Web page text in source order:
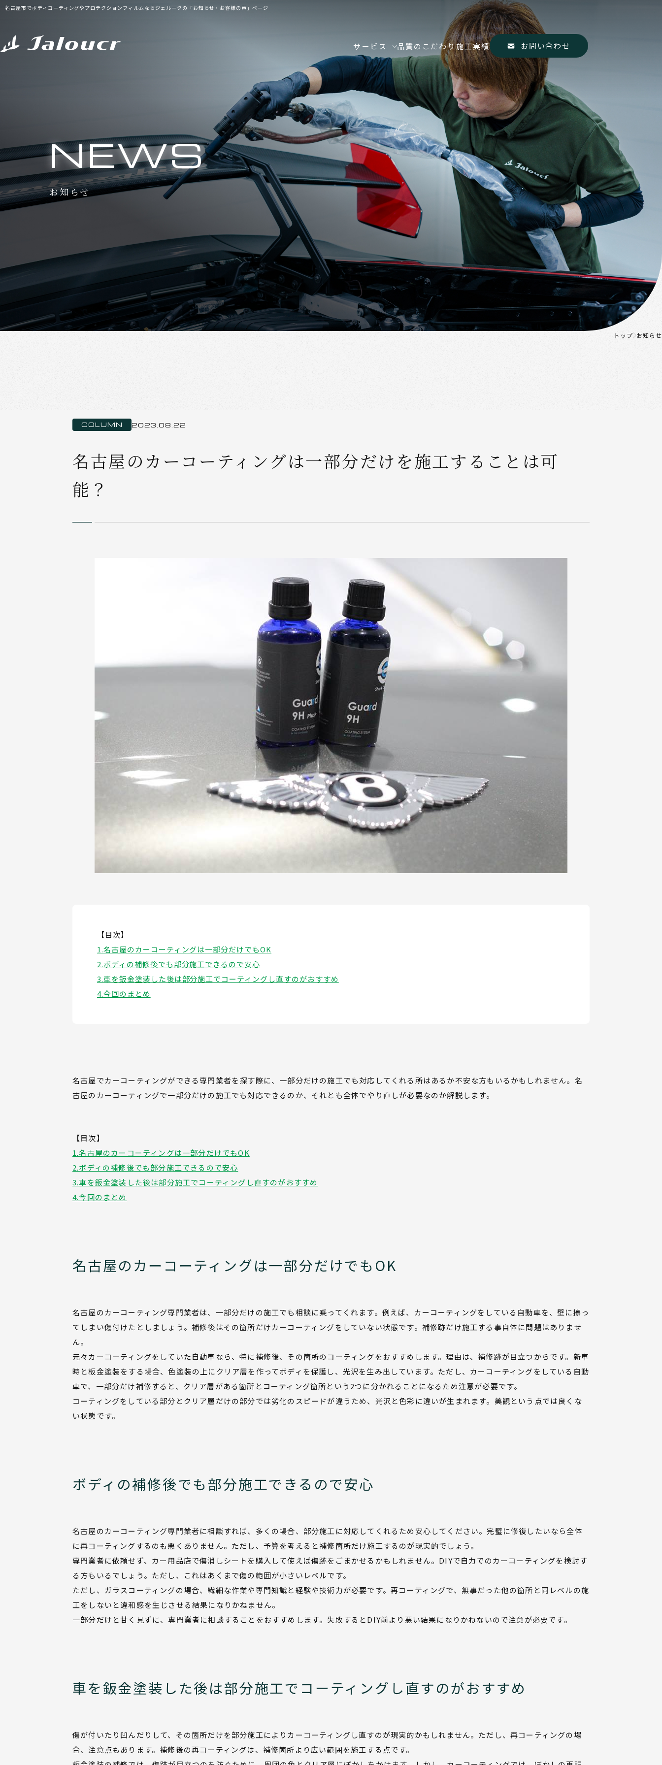
名古屋市でボディコーティングやプロテクションフィルムならジェルークの「お知らせ・お客様の声」ページ
サービス 品質のこだわり施工実績 お問い合わせ
NEWS
お知らせ
トップ お知らせ
COLUMN 2023.08.22
名古屋のカーコーティングは一部分だけを施工することは可
能？
【目次】
名古屋のカーコーティングは一部分だけでもOK
ボディの補修後でも部分施工できるので安心
車を鈑金塗装した後は部分施工でコーティングし直すのがおすすめ
今回のまとめ
名古屋でカーコーティングができる専門業者を探す際に、一部分だけの施工でも対応してくれる所はあるか不安な方もいるかもしれません。名
古屋のカーコーティングで一部分だけの施工でも対応できるのか、それとも全体でやり直しが必要なのか解説します。
【目次】
1.名古屋のカーコーティングは一部分だけでもOK
2.ボディの補修後でも部分施工できるので安心
3.車を鈑金塗装した後は部分施工でコーティングし直すのがおすすめ
4.今回のまとめ
名古屋のカーコーティングは一部分だけでもOK
名古屋のカーコーティング専門業者は、一部分だけの施工でも相談に乗ってくれます。例えば、カーコーティングをしている自動車を、壁に擦っ
てしまい傷付けたとしましょう。補修後はその箇所だけカーコーティングをしていない状態です。補修跡だけ施工する事自体に問題はありませ
ん。
元々カーコーティングをしていた自動車なら、特に補修後、その箇所のコーティングをおすすめします。理由は、補修跡が目立つからです。新車
時と板金塗装をする場合、色塗装の上にクリア層を作ってボディを保護し、光沢を生み出しています。ただし、カーコーティングをしている自動
車で、一部分だけ補修すると、クリア層がある箇所とコーティング箇所という2つに分かれることになるため注意が必要です。
コーティングをしている部分とクリア層だけの部分では劣化のスピードが違うため、光沢と色彩に違いが生まれます。美観という点では良くな
い状態です。
ボディの補修後でも部分施工できるので安心
名古屋のカーコーティング専門業者に相談すれば、多くの場合、部分施工に対応してくれるため安心してください。完璧に修復したいなら全体
に再コーティングするのも悪くありません。ただし、予算を考えると補修箇所だけ施工するのが現実的でしょう。
専門業者に依頼せず、カー用品店で傷消しシートを購入して使えば傷跡をごまかせるかもしれません。DIYで自力でのカーコーティングを検討す
る方もいるでしょう。ただし、これはあくまで傷の範囲が小さいレベルです。
ただし、ガラスコーティングの場合、繊細な作業や専門知識と経験や技術力が必要です。再コーティングで、無事だった他の箇所と同レベルの施
工をしないと違和感を生じさせる結果になりかねません。
一部分だけと甘く見ずに、専門業者に相談することをおすすめします。失敗するとDIY前より悪い結果になりかねないので注意が必要です。
車を鈑金塗装した後は部分施工でコーティングし直すのがおすすめ
傷が付いたり凹んだりして、その箇所だけを部分施工によりカーコーティングし直すのが現実的かもしれません。ただし、再コーティングの場
合、注意点もあります。補修後の再コーティングは、補修箇所より広い範囲を施工する点です。